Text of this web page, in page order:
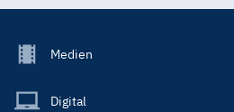
Footer
Main
Medien
Digital